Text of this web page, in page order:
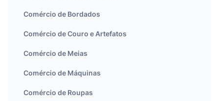
Comércio de Bordados
Comércio de Couro e Artefatos
Comércio de Meias
Comércio de Máquinas
Comércio de Roupas